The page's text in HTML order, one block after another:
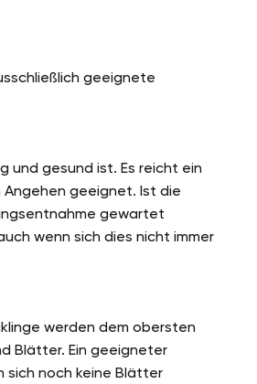
geeignete
und gesund ist. Es reicht ein
Angehen geeignet. Ist die
gewartet
wenn sich dies nicht immer
werden dem obersten
Blätter. Ein geeigneter
sich noch keine Blätter